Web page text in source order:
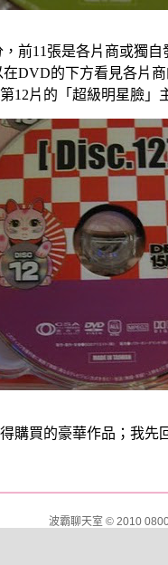
11張是各片商或獨自
DVD的下方看見各片
12片的「超級明星臉」
買的豪華作品；我先
波霸聊天室 © 2010